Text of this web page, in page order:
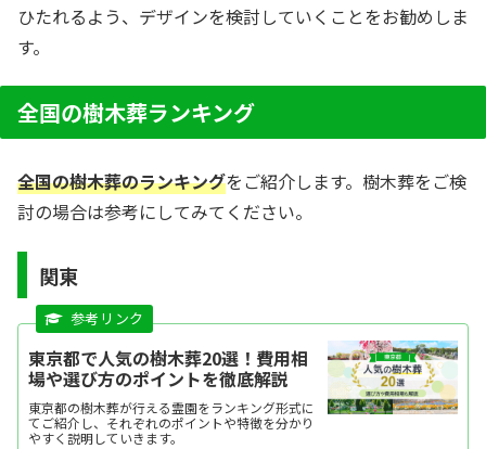
ひたれるよう、デザインを検討していくことをお勧めしま
す。
全国の樹木葬ランキング
全国の樹木葬のランキングをご紹介します。樹木葬をご検
討の場合は参考にしてみてください。
関東
東京都で人気の樹木葬20選！費用相
場や選び方のポイントを徹底解説
東京都の樹木葬が行える霊園をランキング形式に
てご紹介し、それぞれのポイントや特徴を分かり
やすく説明していきます。